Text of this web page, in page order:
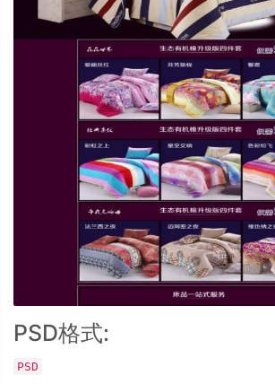
PSD格式:
PSD